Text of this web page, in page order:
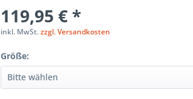
119,95 € *
inkl. MwSt.zzgl. Versandkosten
Größe: